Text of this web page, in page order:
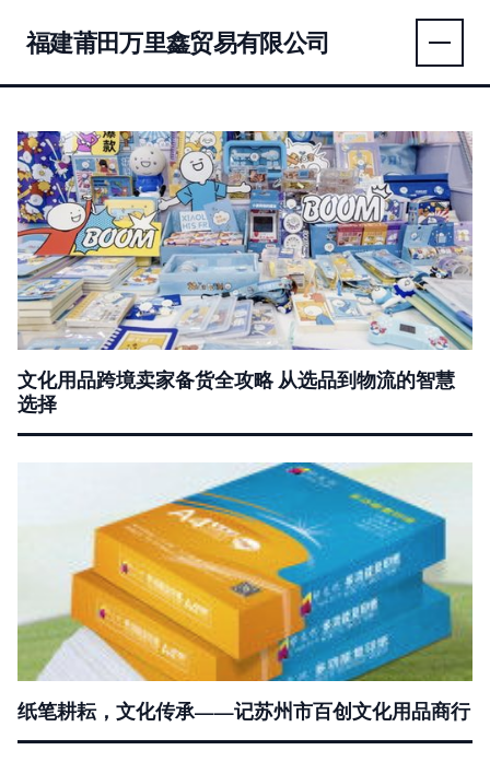
福建莆田万里鑫贸易有限公司
文化用品跨境卖家备货全攻略 从选品到物流的智慧
选择
纸笔耕耘，文化传承——记苏州市百创文化用品商行